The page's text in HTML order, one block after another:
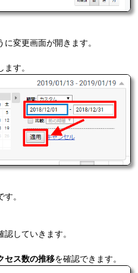
変更画面が開きます。
す。
。
していきます。
セス数の推移を確認できます。